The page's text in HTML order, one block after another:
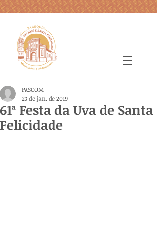
61ª Festa da Uva de Santa
Felicidade
PASCOM
23 de jan. de 2019